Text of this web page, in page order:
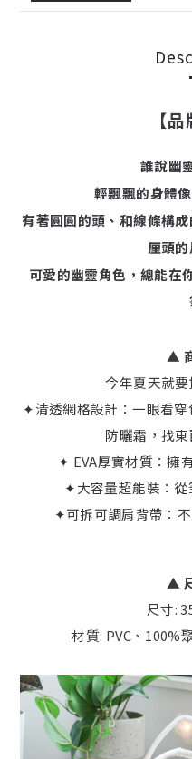
【
誰說幽
輕飄飄的身體
有著圓圓的頭、和線條構
厘頭的
可愛的幽靈角色，總能在
▲
今年夏天就要
✦清透網格設計：一眼看穿
防曬霜，找東
✦ EVA厚實材質：擁
✦大容量超能裝：從
✦可拆可調肩背帶：
▲
尺寸:
材質: PVC、100%